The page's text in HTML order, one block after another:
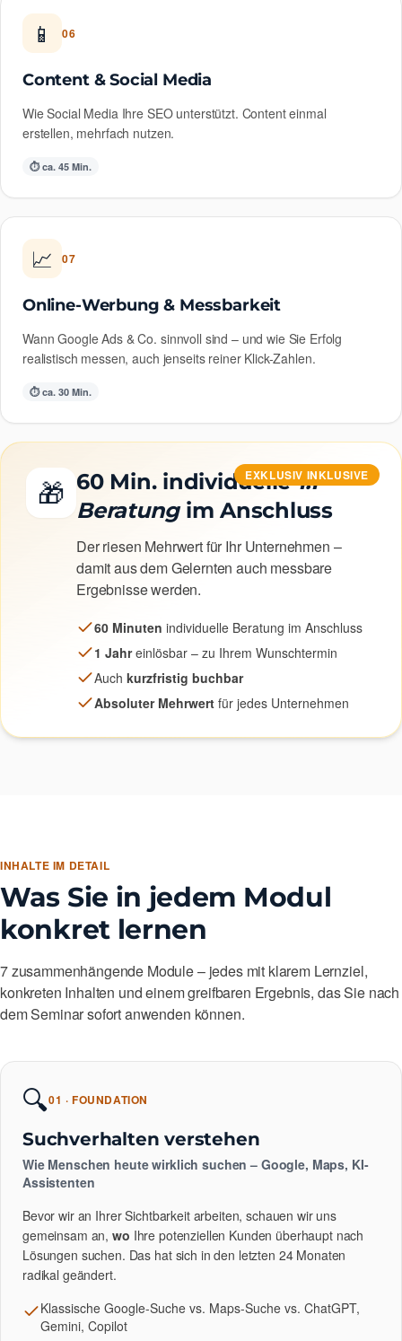
📱 06
Content & Social Media
Wie Social Media Ihre SEO unterstützt. Content einmal
erstellen, mehrfach nutzen.
⏱ ca. 45 Min.
📈 07
Online-Werbung & Messbarkeit
Wann Google Ads & Co. sinnvoll sind – und wie Sie Erfolg
realistisch messen, auch jenseits reiner Klick-Zahlen.
⏱ ca. 30 Min.
EXKLUSIV INKLUSIVE
🎁 60 Min. individuelle1:1-
Beratungim Anschluss
Der riesen Mehrwert für Ihr Unternehmen –
damit aus dem Gelernten auch messbare
Ergebnisse werden.
60 Minuten individuelle Beratung im Anschluss
1 Jahreinlösbar – zu Ihrem Wunschtermin
Auch kurzfristig buchbar
Absoluter Mehrwert für jedes Unternehmen
INHALTE IM DETAIL
Was Sie in jedem Modul
konkret lernen
7 zusammenhängende Module – jedes mit klarem Lernziel,
konkreten Inhalten und einem greifbaren Ergebnis, das Sie nach
dem Seminar sofort anwenden können.
🔍01 · FOUNDATION
Suchverhalten verstehen
Wie Menschen heute wirklich suchen – Google, Maps, KI-
Assistenten
Bevor wir an Ihrer Sichtbarkeit arbeiten, schauen wir uns
gemeinsam an,wo Ihre potenziellen Kunden überhaupt nach
Lösungen suchen. Das hat sich in den letzten 24 Monaten
radikal geändert.
Klassische Google-Suche vs. Maps-Suche vs. ChatGPT,
Gemini, Copilot